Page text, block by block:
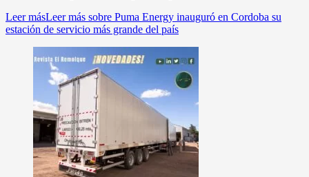
Leer másLeer más sobre Puma Energy inauguró en Cordoba su
estación de servicio más grande del país